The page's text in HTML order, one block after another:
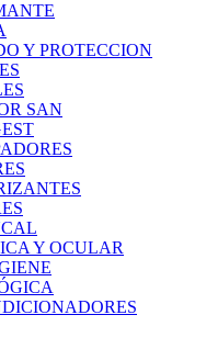
Y PROTECCION
SAN
Y OCULAR